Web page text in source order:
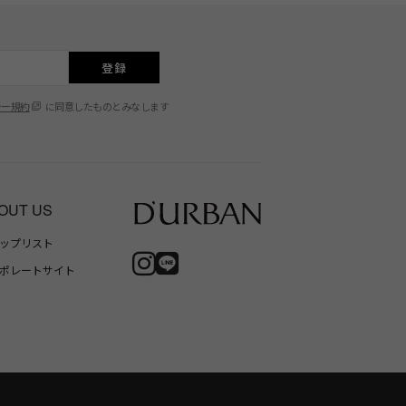
登録
規約 に同意したものとみなします
US
プリスト
レートサイト